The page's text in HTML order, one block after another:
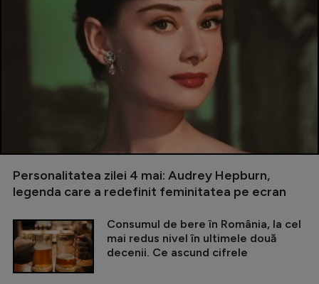
Personalitatea zilei 4 mai: Audrey Hepburn,
legenda care a redefinit feminitatea pe ecran
Consumul de bere în România, la cel
mai redus nivel în ultimele două
decenii. Ce ascund cifrele